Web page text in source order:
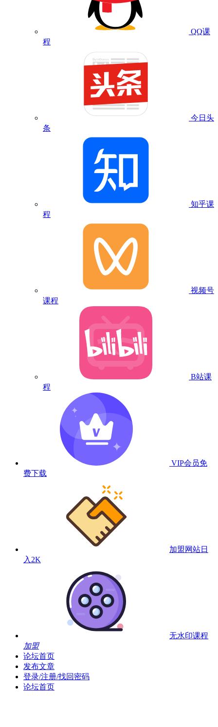
QQ课
程
今日头
条
知乎课
程
视频号
课程
B站课
程
VIP会员免
费下载
加盟网站日
入2K
无水印课程
加盟
论坛首页
发布文章
登录/注册/找回密码
论坛首页